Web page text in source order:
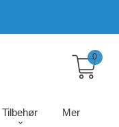
Tilbehør Mer
0